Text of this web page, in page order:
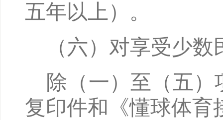
五年以上）。
（六）对享受少
除（一）至（五
复印件和《懂球体育